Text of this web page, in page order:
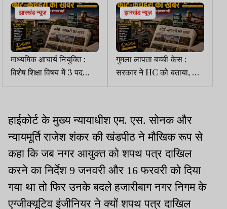
झारखंड न्यूज़
माध्यमिक आचार्य नियुक्ति :
विशेष शिक्षा विषय में 3 पद
सुरक्षित रखने का हाइकोर्ट का
झारखंड न्यूज़
गुमला लापता बच्ची केस :
सरकार ने HC को बताया,
मुख्य आरोपी का नार्को टेस्ट
हाईकोर्ट के मुख्य न्यायाधीश एम. एस. सोनक और
न्यायमूर्ति राजेश शंकर की खंडपीठ ने मौखिक रूप से
कहा कि जब नगर आयुक्त को शपथ पत्र दाखिल
करने का निर्देश 9 जनवरी और 16 फरवरी को दिया
गया था तो फिर उनके बदले हजारीबाग नगर निगम के
एग्जीक्यूटिव इंजीनियर ने क्यों शपथ पत्र दाखिल